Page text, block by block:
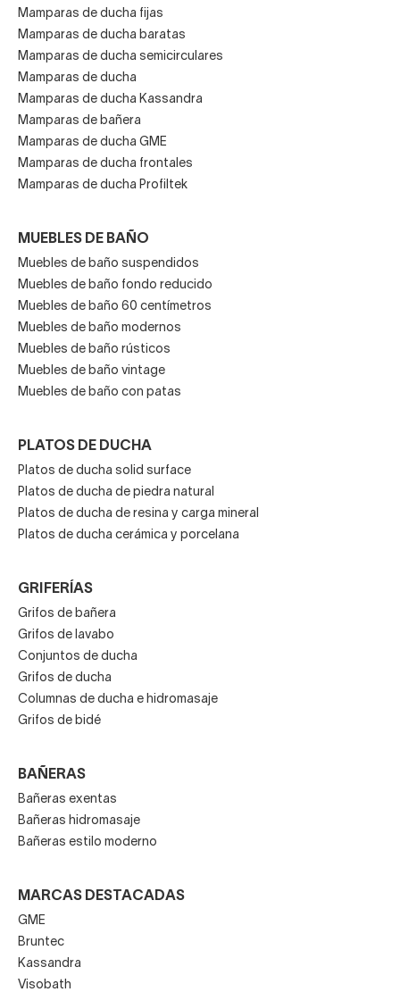
Mamparas de ducha fijas
Mamparas de ducha baratas
Mamparas de ducha semicirculares
Mamparas de ducha
Mamparas de ducha Kassandra
Mamparas de bañera
Mamparas de ducha GME
Mamparas de ducha frontales
Mamparas de ducha Profiltek
MUEBLES DE BAÑO
Muebles de baño suspendidos
Muebles de baño fondo reducido
Muebles de baño 60 centímetros
Muebles de baño modernos
Muebles de baño rústicos
Muebles de baño vintage
Muebles de baño con patas
PLATOS DE DUCHA
Platos de ducha solid surface
Platos de ducha de piedra natural
Platos de ducha de resina y carga mineral
Platos de ducha cerámica y porcelana
GRIFERÍAS
Grifos de bañera
Grifos de lavabo
Conjuntos de ducha
Grifos de ducha
Columnas de ducha e hidromasaje
Grifos de bidé
BAÑERAS
Bañeras exentas
Bañeras hidromasaje
Bañeras estilo moderno
MARCAS DESTACADAS
GME
Bruntec
Kassandra
Visobath